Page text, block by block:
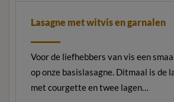
Lasagne met witvis en garnalen
Voor de liefhebbers van vis een
op onze basislasagne. Ditmaal is de
met courgette en twee lagen…